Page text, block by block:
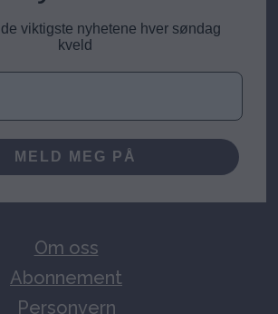
viktigste nyhetene hver søndag
kveld
MELD MEG PÅ
Om oss
Abonnement
Personvern